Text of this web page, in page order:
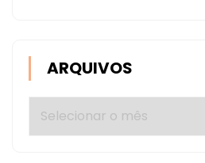
ARQUIVOS
Arquivos